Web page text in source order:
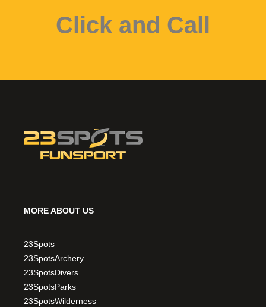
Click and Call
MORE ABOUT US
23Spots
23SpotsArchery
23SpotsDivers
23SpotsParks
23SpotsWilderness